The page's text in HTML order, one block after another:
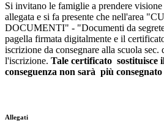
Si invitano le famiglie a prendere
allegata e si fa presente che nell'area
DOCUMENTI" - "Documenti da
pagella firmata digitalmente e il
iscrizione da consegnare alla scuola
l'iscrizione. Tale certificato sostituisce
conseguenza non sarà più
Allegati